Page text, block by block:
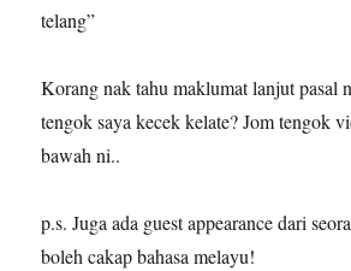
telang”
Korang nak tahu maklumat lanjut pasal
tengok saya kecek kelate? Jom tengok
bawah ni..
p.s. Juga ada guest appearance dari
boleh cakap bahasa melayu!